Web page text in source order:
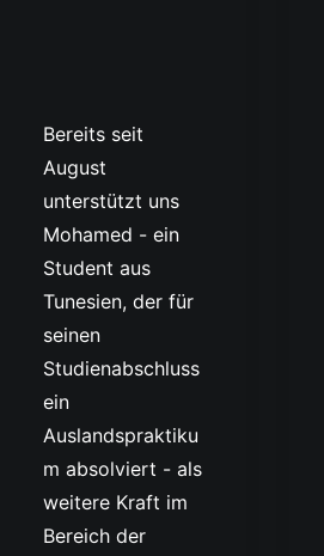
Bereits seit
August
unterstützt uns
Mohamed - ein
Student aus
Tunesien, der für
seinen
Studienabschluss
ein
Auslandspraktiku
m absolviert - als
weitere Kraft im
Bereich der